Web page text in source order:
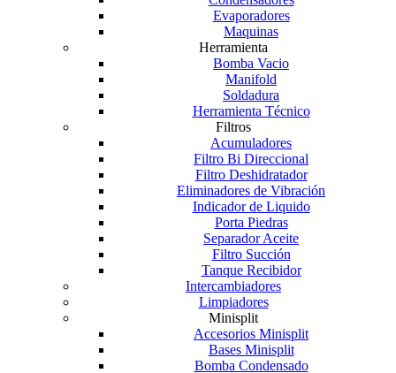
Evaporadores
Maquinas
Herramienta
Bomba Vacio
Manifold
Soldadura
Herramienta Técnico
Filtros
Acumuladores
Filtro Bi Direccional
Filtro Deshidratador
Eliminadores de Vibración
Indicador de Liquido
Porta Piedras
Separador Aceite
Filtro Succión
Tanque Recibidor
Intercambiadores
Limpiadores
Minisplit
Accesorios Minisplit
Bases Minisplit
Bomba Condensado